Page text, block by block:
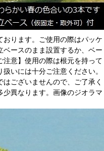
おります。ご使用の際はパッケ
ースのまま設置するか、ベー
意】使用の際は根元を持って
いには十分ご注意ください。
ございませんので、ご了承く
異なります。画像のジオラマ